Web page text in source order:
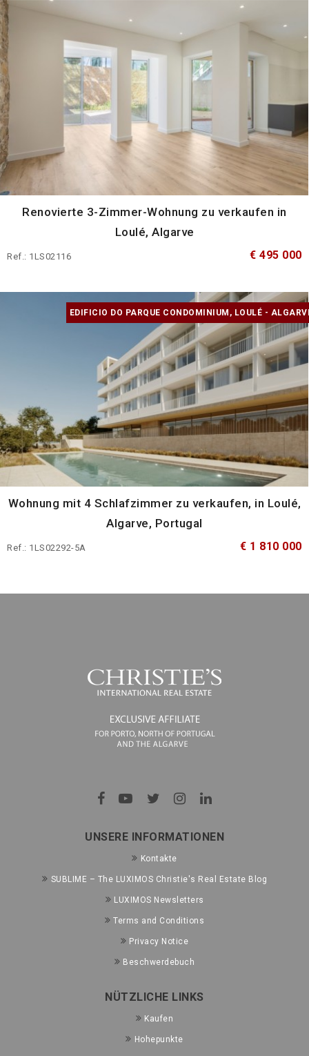
Renovierte 3-Zimmer-Wohnung zu verkaufen in
Loulé, Algarve
Ref.: 1LS02116 € 495 000
EDIFICIO DO PARQUE CONDOMINIUM, LOULÉ -
Wohnung mit 4 Schlafzimmer zu verkaufen, in Loulé,
Algarve, Portugal
Ref.: 1LS02292-5A € 1 810 000
UNSERE INFORMATIONEN
Kontakte
SUBLIME – The LUXIMOS Christie's Real Estate Blog
LUXIMOS Newsletters
Terms and Conditions
Privacy Notice
Beschwerdebuch
NÜTZLICHE LINKS
Kaufen
Hohepunkte